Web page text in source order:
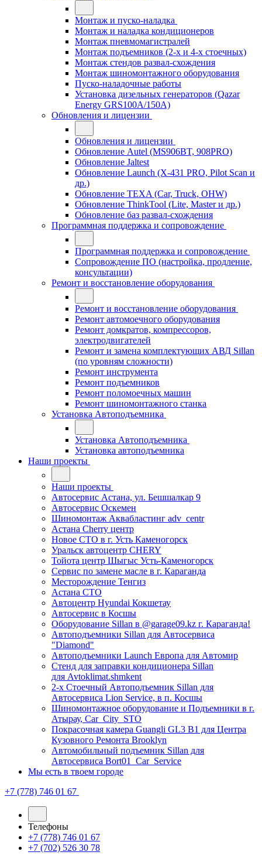
Монтаж и пуско-наладка
Монтаж и наладка кондиционеров
Монтаж пневмомагистралей
Монтаж подъемников (2-х и 4-х стоечных)
Монтаж стендов развал-схождения
Монтаж шиномонтажного оборудования
Пуско-наладочные работы
Установка дизельных генераторов (Qazar
Energy GRS100A/150A)
Обновления и лицензии
Обновления и лицензии
Обновление Autel (MS906BT, 908PRO)
Обновление Jaltest
Обновление Launch (X-431 PRO, Pilot Scan и
др.)
Обновление TEXA (Car, Truck, OHW)
Обновление ThinkTool (Lite, Master и др.)
Обновление баз развал-схождения
Программная поддержка и сопровождение
Программная поддержка и сопровождение
Сопровождение ПО (настройка, продление,
консультации)
Ремонт и восстановление оборудования
Ремонт и восстановление оборудования
Ремонт автомоечного оборудования
Ремонт домкратов, компрессоров,
электродвигателей
Ремонт и замена комплектующих АВД Sillan
(по уровням сложности)
Ремонт инструмента
Ремонт подъемников
Ремонт поломоечных машин
Ремонт шиномонтажного станка
Установка Автоподъемника
Установка Автоподъемника
Установка автоподъемника
Наши проекты
Наши проекты
Автосервис Астана, ул. Бешшалкар 9
Автосервис Оскемен
Шиномонтаж Аквабластинг adv_centr
Астана Cherry центр
Новое СТО в г. Усть Каменогорск
Уральск автоцентр CHERY
Тойота центр Шыгыс Усть-Каменогорск
Сервис по замене масле в г. Караганда
Месторождение Тенгиз
Астана СТО
Автоцентр Hyundai Кокшетау
Автосервис в Косшы
Оборудование Sillan в @garage09.kz г. Караганда!
Автоподъемники Sillan для Автосервиса
"Diamond"
Автоподъемники Launch Европа для Автомир
Стенд для заправки кондиционера Sillan
для Avtoklimat.shmkent
2-х Стоечный Автоподъемник Sillan для
Автосервиса Lion Service, в п. Косшы
Шиномонтажное оборудование и Подъемники в г.
Атырау, Car_City_STO
Покрасочная камера Guangli GL3 B1 для Центра
Кузовного Ремонта Brooklyn
Автомобильный подъемник Sillan для
Автосервиса Bort01_Car_Service
Мы есть в твоем городе
+7 (778) 746 01 67
Телефоны
+7 (778) 746 01 67
+7 (702) 526 30 78